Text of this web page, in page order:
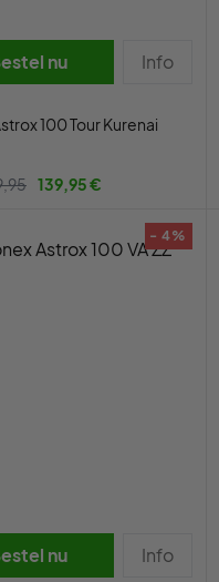
nu Info
100 Tour Kurenai
139,95 €
- 4%
nu Info